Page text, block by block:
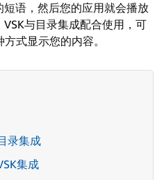
短语，然后您的应用就会播放
与目录集成配合使用，可
式显示您的内容。
录集成
集成